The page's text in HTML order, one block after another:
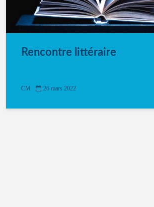
Rencontre littéraire
CM 26 mars 2022